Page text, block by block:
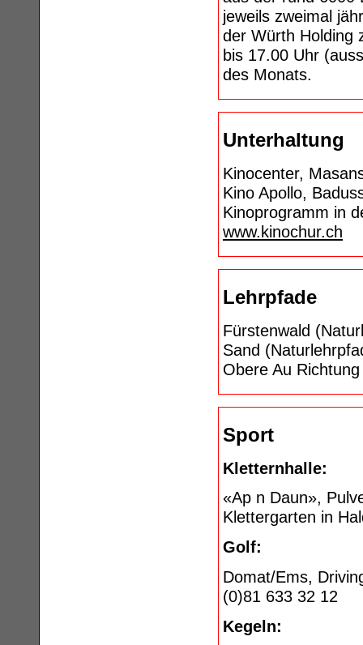
jeweils zweimal
der Würth Holding
bis 17.00 Uhr
des Monats.
Unterhaltung
Kinocenter,
Kino Apollo,
Kinoprogramm in
www.kinochur.ch
Lehrpfade
Fürstenwald
Sand
Obere Au
Sport
Kletternhalle:
«Ap n Daun»,
Klettergarten in
Golf:
Domat/Ems,
(0)81 633 32 12
Kegeln: